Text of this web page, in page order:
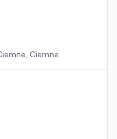
Ciemne